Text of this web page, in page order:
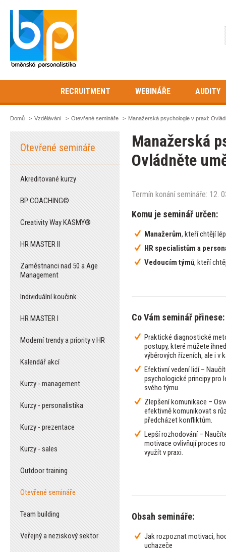
RECRUITMENT WEBINÁŘE AUDITY
Domů > Vzdělávání > Otevřené semináře > Manažerská psychologie v praxi:
Otevřené semináře
Akreditované kurzy
BP COACHING©
Creativity Way KASMY®
HR MASTER II
Zaměstnanci nad 50 a Age
Management
Individuální koučink
HR MASTER I
Moderní trendy a priority v HR
Kalendář akcí
Kurzy - management
Kurzy - personalistika
Kurzy - prezentace
Kurzy - sales
Outdoor training
Otevřené semináře
Team building
Veřejný a neziskový sektor
Manažerská
Ovládněte
Termín konání semináře: 12.
Komu je seminář určen:
Manažerům, kteří chtějí
HR specialistům a
Vedoucím týmů, kteří
Co Vám seminář přinese:
Praktické diagnostické
postupy, které můžete
výběrových řízeních, ale i v
Efektivní vedení lidí –
psychologické principy pro
svého týmu.
Zlepšení komunikace –
efektivně komunikovat s
předcházet konfliktům.
Lepší rozhodování –
motivace ovlivňují proces
využít v praxi.
Obsah semináře:
Jak rozpoznat motivaci,
uchazeče